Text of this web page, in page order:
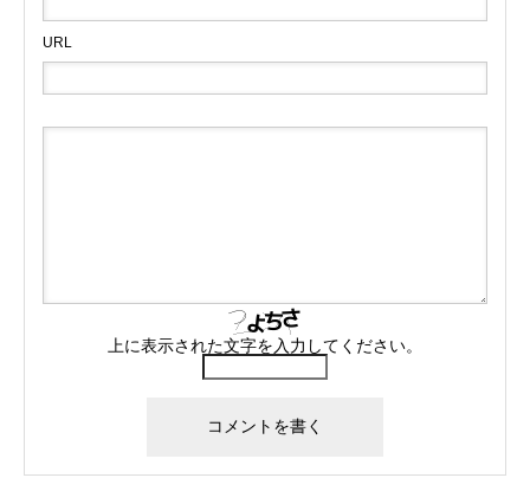
URL
上に表示された文字を入力してください。